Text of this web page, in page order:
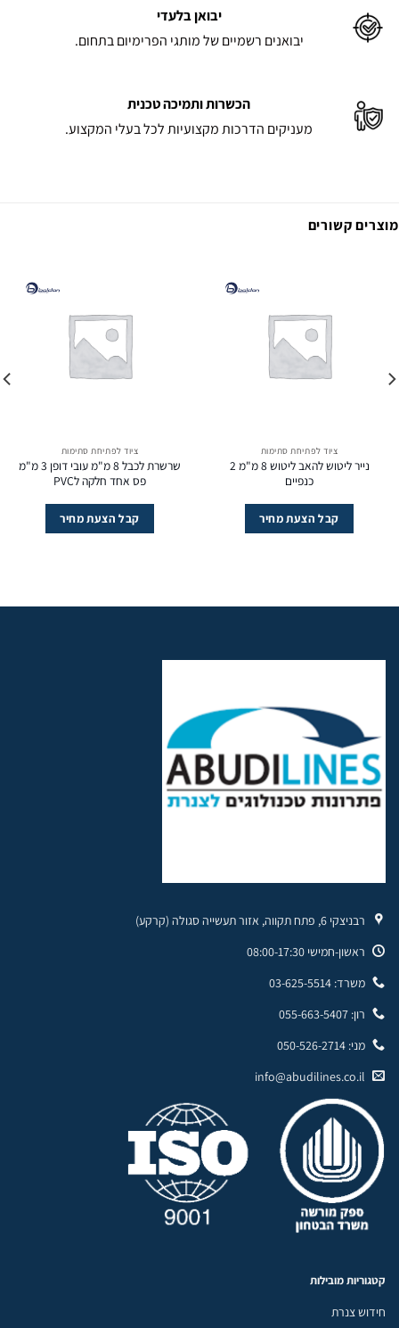
יבואן בלעדי
יבואנים רשמיים של מותגי הפרימיום בתחום.
הכשרות ותמיכה טכנית
מעניקים הדרכות מקצועיות לכל בעלי המקצוע.
מוצרים קשורים
ציוד לפתיחת סתימות
נייר ליטוש להאב ליטוש 8 מ"מ 2
כנפיים
קבל הצעת מחיר
ציוד לפתיחת סתימות
שרשרת לכבל 8 מ"מ עובי דופן 3 מ"מ
פס אחד חלקה לPVC
קבל הצעת מחיר
רבניצקי 6, פתח תקווה, אזור תעשייה סגולה (קרקע)
ראשון-חמישי 08:00-17:30
משרד: 03-625-5514
רון: 055-663-5407
מני: 050-526-2714
info@abudilines.co.il
קטגוריות מובילות
חידוש צנרת